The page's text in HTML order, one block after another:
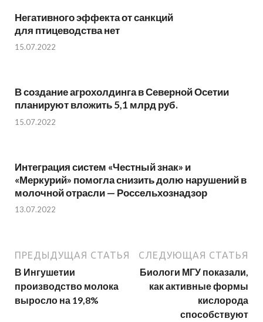
Негативного эффекта от санкций
для птицеводства нет
15.07.2022
В создание агрохолдинга в Северной Осетии
планируют вложить 5,1 млрд руб.
15.07.2022
Интеграция систем «Честный знак» и
«Меркурий» помогла снизить долю нарушений в
молочной отрасли — Россельхознадзор
13.07.2022
ПРЕДЫДУЩАЯ СТАТЬЯ
В Ингушетии
производство молока
выросло на 19,8%
СЛЕДУЮЩАЯ СТАТЬЯ
Биологи МГУ показали,
как активные формы
кислорода
способствуют